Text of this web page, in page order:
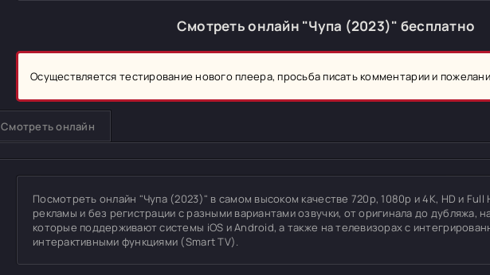
Смотреть онлайн "Чупа (2023)" бесплатно
Осуществляется тестирование нового плеера, просьба писать комментарии и
Смотреть онлайн
Посмотреть онлайн "Чупа (2023)" в самом высоком качестве 720p, 1080p и 4K, HD и Full
рекламы и без регистрации с разными вариантами озвучки, от оригинала до дубляжа,
которые поддерживают системы iOS и Android, а также на телевизорах с
интерактивными функциями (Smart TV).